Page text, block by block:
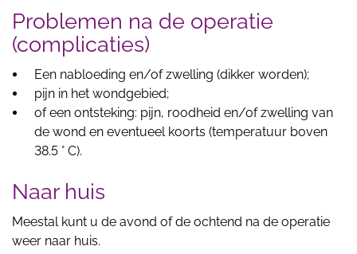
Problemen na de operatie
(complicaties)
Een nabloeding en/of zwelling (dikker worden);
pijn in het wondgebied;
of een ontsteking: pijn, roodheid en/of zwelling van
de wond en eventueel koorts (temperatuur boven
38.5 ° C).
Naar huis
Meestal kunt u de avond of de ochtend na de operatie
weer naar huis.